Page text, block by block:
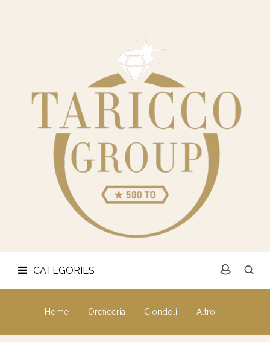
CATEGORIES
OREFICERIA
LINGOTTI
E
MONETE
CONTATTI
PRIVACY
Home Oreficeria Ciondoli Altro